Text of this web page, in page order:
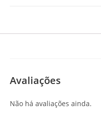
Avaliações
Não há avaliações ainda.